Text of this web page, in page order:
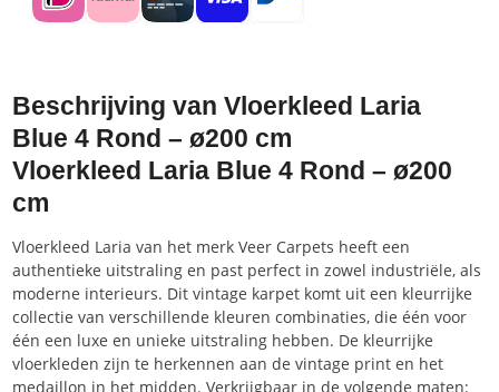
Beschrijving van Vloerkleed Laria
Blue 4 Rond – ø200 cm
Vloerkleed Laria Blue 4 Rond – ø200
cm
Vloerkleed Laria van het merk Veer Carpets heeft een
authentieke uitstraling en past perfect in zowel industriële, als
moderne interieurs. Dit vintage karpet komt uit een kleurrijke
collectie van verschillende kleuren combinaties, die één voor
één een luxe en unieke uitstraling hebben. De kleurrijke
vloerkleden zijn te herkennen aan de vintage print en het
medaillon in het midden. Verkrijgbaar in de volgende maten: